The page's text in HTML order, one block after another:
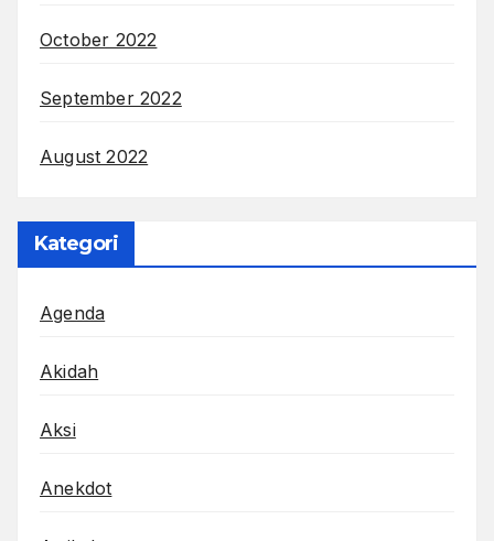
October 2022
September 2022
August 2022
Kategori
Agenda
Akidah
Aksi
Anekdot